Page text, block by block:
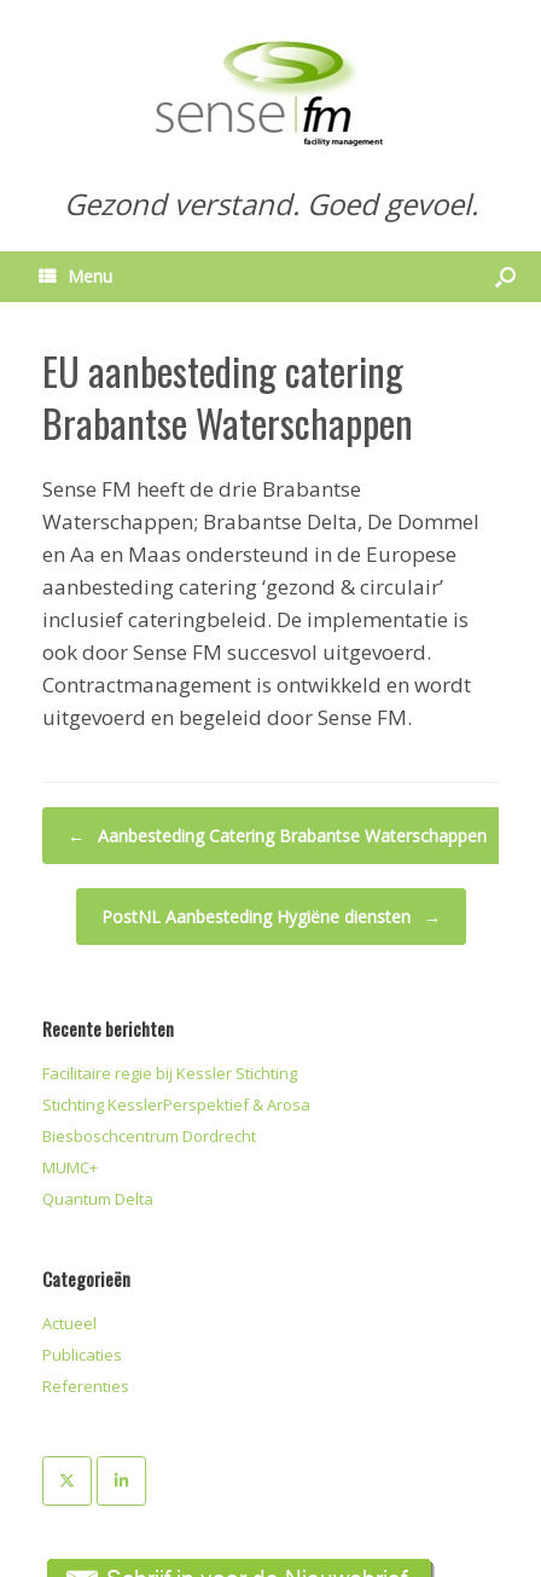
Gezond verstand. Goed gevoel.
Menu
EU aanbesteding catering
Brabantse Waterschappen
Sense FM heeft de drie Brabantse
Waterschappen; Brabantse Delta, De Dommel
en Aa en Maas ondersteund in de Europese
aanbesteding catering ‘gezond & circulair’
inclusief cateringbeleid. De implementatie is
ook door Sense FM succesvol uitgevoerd.
Contractmanagement is ontwikkeld en wordt
uitgevoerd en begeleid door Sense FM.
← Aanbesteding Catering Brabantse Waterschappen
PostNL Aanbesteding Hygiëne diensten →
Recente berichten
Facilitaire regie bij Kessler Stichting
Stichting KesslerPerspektief & Arosa
Biesboschcentrum Dordrecht
MUMC+
Quantum Delta
Categorieën
Actueel
Publicaties
Referenties